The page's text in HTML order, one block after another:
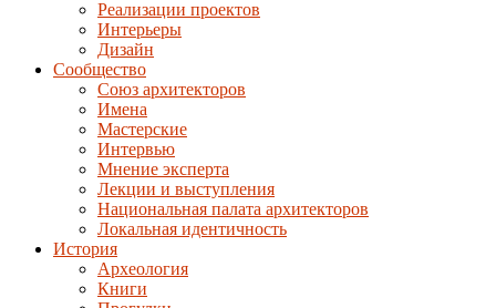
Реализации проектов
Интерьеры
Дизайн
Сообщество
Союз архитекторов
Имена
Мастерские
Интервью
Мнение эксперта
Лекции и выступления
Национальная палата архитекторов
Локальная идентичность
История
Археология
Книги